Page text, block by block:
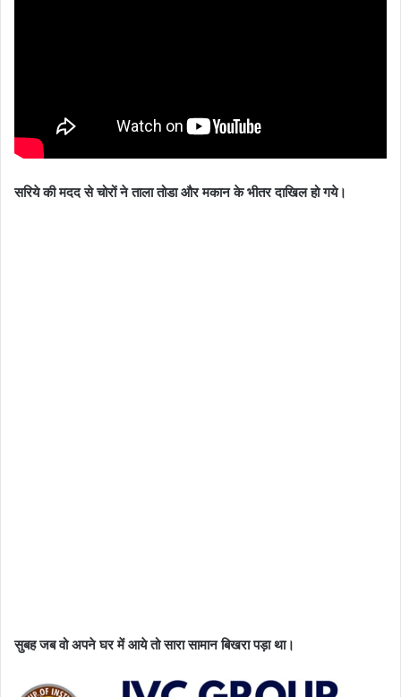
सरिये की मदद से चोरों ने ताला तोडा और मकान के भीतर दाखिल हो गये।
सुबह जब वो अपने घर में आये तो सारा सामान बिखरा पड़ा था।